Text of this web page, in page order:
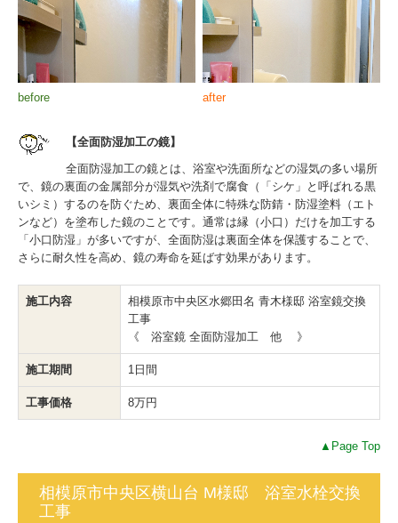
before after
【全面防湿加工の鏡】
全面防湿加工の鏡とは、浴室や洗面所などの湿気の多い場所
で、鏡の裏面の金属部分が湿気や洗剤で腐食（「シケ」と呼ばれる黒
いシミ）するのを防ぐため、裏面全体に特殊な防錆・防湿塗料（エト
ンなど）を塗布した鏡のことです。通常は縁（小口）だけを加工する
「小口防湿」が多いですが、全面防湿は裏面全体を保護することで、
さらに耐久性を高め、鏡の寿命を延ばす効果があります。
施工内容
相模原市中央区水郷田名 青木様邸 浴室鏡交換
工事
《 浴室鏡 全面防湿加工 他 》
施工期間 1日間
工事価格 8万円
▲Page Top
相模原市中央区横山台 M様邸 浴室水栓交換
工事